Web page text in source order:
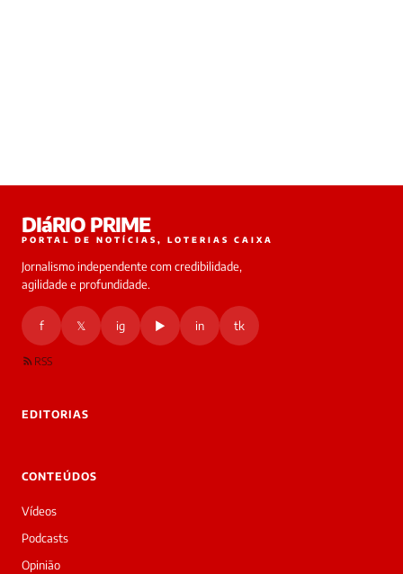
DIáRIO PRIME
PORTAL DE NOTÍCIAS, LOTERIAS CAIXA
Jornalismo independente com credibilidade,
agilidade e profundidade.
f 𝕏 ig ▶ in tk
RSS
EDITORIAS
CONTEÚDOS
Vídeos
Podcasts
Opinião